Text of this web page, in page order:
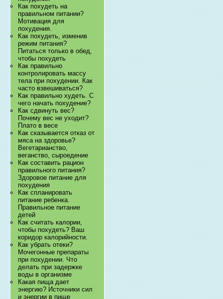
Как похудеть на
правильном питании?
Мотивация для
похудения.
Как похудеть, изменив
режим питания?
Питаться только в обед,
чтобы похудеть
Как правильно
контролировать массу
тела при похудении. Как
часто взвешиваться?
Как правильно худеть. С
чего начать похудение?
Как сдвинуть вес?
Почему вес не уходит?
Плато в весе
Как сказывается отказ от
мяса на здоровье?
Вегетарианство,
веганство, сыроедение
Как составить рацион
правильного питания?
Здоровое питание для
похудения
Как спланировать
питание ребенка.
Правильное питание
детей
Как считать калории,
чтобы похудеть? Ваш
коридор калорийности.
Как убрать отеки?
Мочегонные препараты
при похудении. Что
делать при задержке
воды в организме
Какая пища дает
энергию? Источники сил
и энергии в пище